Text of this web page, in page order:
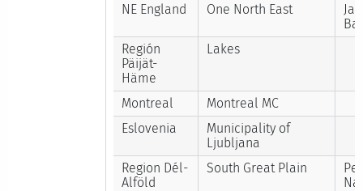
NE England
One North East
Región
Päijät-
Häme
Lakes
Montreal
Montreal MC
Eslovenia
Municipality of
Ljubljana
Region Dél-
Alföld
South Great Plain